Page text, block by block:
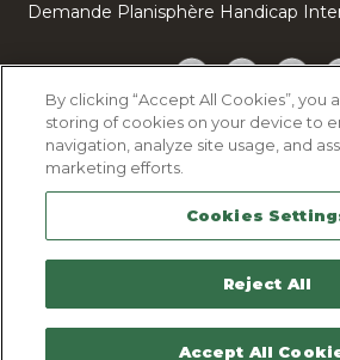
Demande Planisphère Handicap
Facebook
Twitter
Cookie Policy
Legal Notice
Sitemap
Contactez-nous
By clicking “Accept All Cookies”, you
storing of cookies on your device to
navigation, analyze site usage, and
marketing efforts.
Cookies
Reject All
Accept All